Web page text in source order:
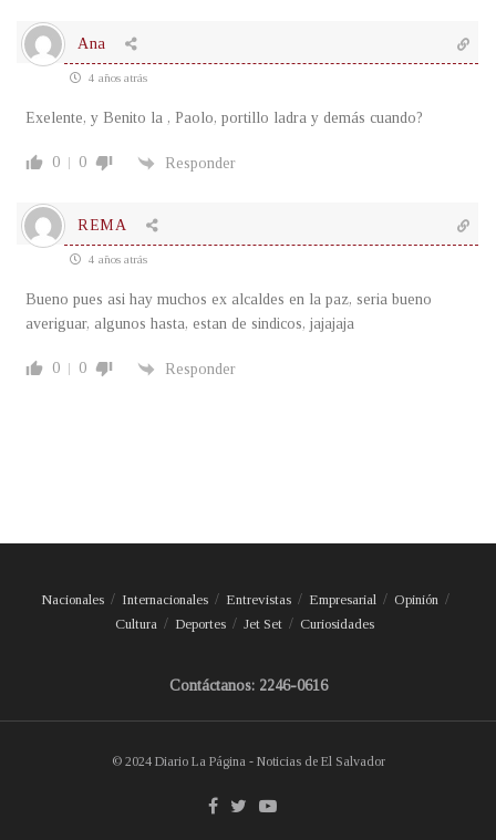
Ana
4 años atrás
Exelente, y Benito la , Paolo, portillo ladra y demás cuando?
0 0 Responder
REMA
4 años atrás
Bueno pues asi hay muchos ex alcaldes en la paz, seria bueno
averiguar, algunos hasta, estan de sindicos, jajajaja
0 0 Responder
Nacionales Internacionales Entrevistas Empresarial
Opinión
Cultura
Deportes Jet Set Curiosidades
Contáctanos: 2246-0616
© 2024 Diario La Página - Noticias de El Salvador